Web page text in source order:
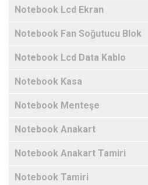
Notebook Lcd Ekran
Notebook Fan Soğutucu Blok
Notebook Lcd Data Kablo
Notebook Kasa
Notebook Menteşe
Notebook Anakart
Notebook Anakart Tamiri
Notebook Tamiri